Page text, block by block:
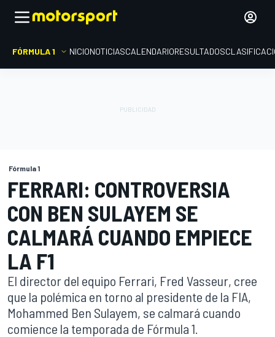
FÓRMULA 1 INICIONOTICIASCALENDARIORESULTADOS
Fórmula 1
FERRARI: CONTROVERSIA
CON BEN SULAYEM SE
CALMARÁ CUANDO EMPIECE
LA F1
El director del equipo Ferrari, Fred Vasseur, cree
que la polémica en torno al presidente de la FIA,
Mohammed Ben Sulayem, se calmará cuando
comience la temporada de Fórmula 1.